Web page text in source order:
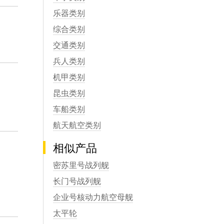
乐器类别
综合类别
交通类别
兵人类别
机甲类别
昆虫类别
车船类别
航天航空类别
相似产品
密苏里号战列舰
长门号战列舰
企业号核动力航空母舰
太平轮